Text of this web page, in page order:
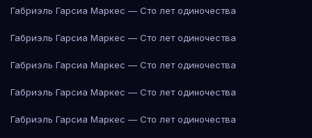
Габриэль Гарсиа Маркес — Сто лет одиночества
Габриэль Гарсиа Маркес — Сто лет одиночества
Габриэль Гарсиа Маркес — Сто лет одиночества
Габриэль Гарсиа Маркес — Сто лет одиночества
Габриэль Гарсиа Маркес — Сто лет одиночества